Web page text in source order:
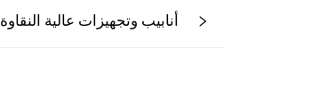
أنابيب وتجهيزات عالية النقاوة